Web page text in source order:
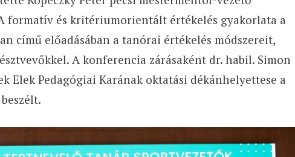
formatív és kritériumorientált értékelés gyakorlata a
című előadásában a tanórai értékelés módszereit,
A konferencia zárásaként dr. habil. Simon
Elek Pedagógiai Karának oktatási dékánhelyettese a